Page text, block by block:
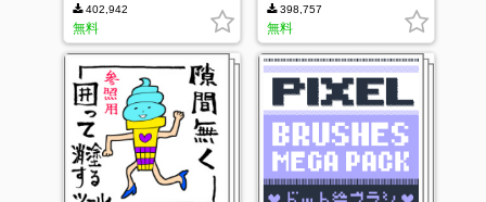
402,942
無料
398,757
無料